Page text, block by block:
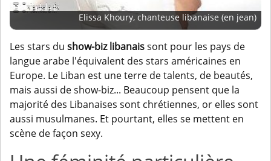
Elissa Khoury, chanteuse libanaise (en jean)
Les stars du show-biz libanaissont pour les pays de
langue arabe l'équivalent des stars américaines en
Europe. Le Liban est une terre de talents, de beautés,
mais aussi de show-biz... Beaucoup pensent que la
majorité des Libanaises sont chrétiennes, or elles sont
aussi musulmanes. Et pourtant, elles se mettent en
scène de façon sexy.